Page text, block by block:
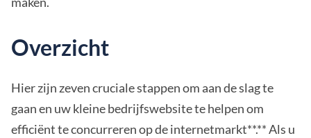
Overzicht
Hier zijn zeven cruciale stappen om aan de slag te
gaan en uw kleine bedrijfswebsite te helpen om
efficiënt te concurreren op de internetmarkt**.** Als u